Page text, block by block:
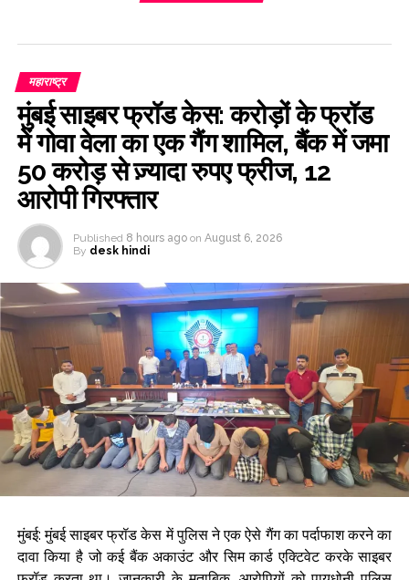
महाराष्ट्र
मुंबई साइबर फ्रॉड केस: करोड़ों के फ्रॉड
में गोवा वेला का एक गैंग शामिल, बैंक में जमा
50 करोड़ से ज़्यादा रुपए फ्रीज, 12
आरोपी गिरफ्तार
Published 8 hours ago on August 6, 2026
By desk hindi
मुंबई: मुंबई साइबर फ्रॉड केस में पुलिस ने एक ऐसे गैंग का पर्दाफाश करने का
दावा किया है जो कई बैंक अकाउंट और सिम कार्ड एक्टिवेट करके साइबर